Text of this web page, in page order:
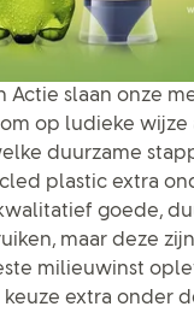
Actie slaan onze
op ludieke
duurzame
plastic extra
goede,
maar deze
milieuwinst
extra onder